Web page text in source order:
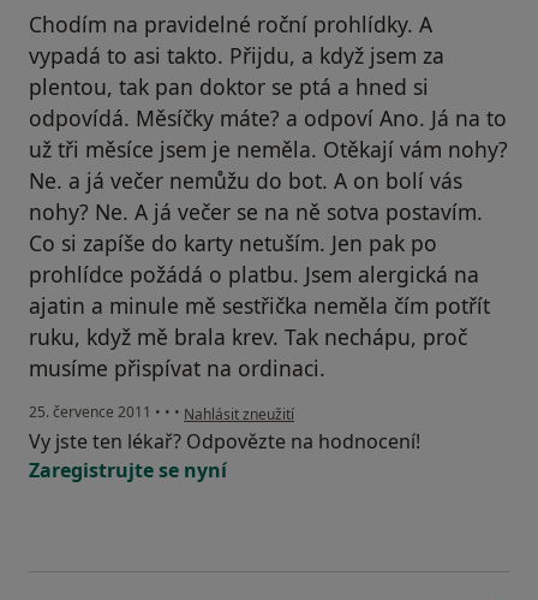
Chodím na pravidelné roční prohlídky. A
vypadá to asi takto. Přijdu, a když jsem za
plentou, tak pan doktor se ptá a hned si
odpovídá. Měsíčky máte? a odpoví Ano. Já na to
už tři měsíce jsem je neměla. Otěkají vám nohy?
Ne. a já večer nemůžu do bot. A on bolí vás
nohy? Ne. A já večer se na ně sotva postavím.
Co si zapíše do karty netuším. Jen pak po
prohlídce požádá o platbu. Jsem alergická na
ajatin a minule mě sestřička neměla čím potřít
ruku, když mě brala krev. Tak nechápu, proč
musíme přispívat na ordinaci.
25. července 2011 • • • podle názoru uživatele Pacient
Nahlásit zneužití
Vy jste ten lékař? Odpovězte na hodnocení!
Zaregistrujte se nyní